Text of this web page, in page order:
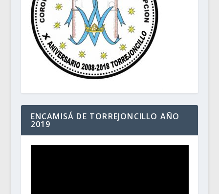
ENCAMISÁ DE TORREJONCILLO AÑO
2019